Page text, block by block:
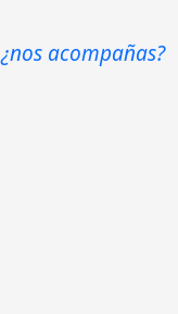
¿nos acompañas?